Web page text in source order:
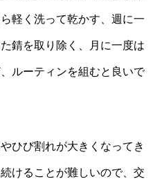
軽く洗って乾かす、週に一
錆を取り除く、月に一度は
ルーティンを組むと良いで
ひび割れが大きくなってき
けることが難しいので、交